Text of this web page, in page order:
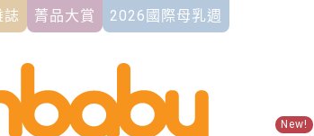
誌 菁品大賞 2026國際母乳週
New!